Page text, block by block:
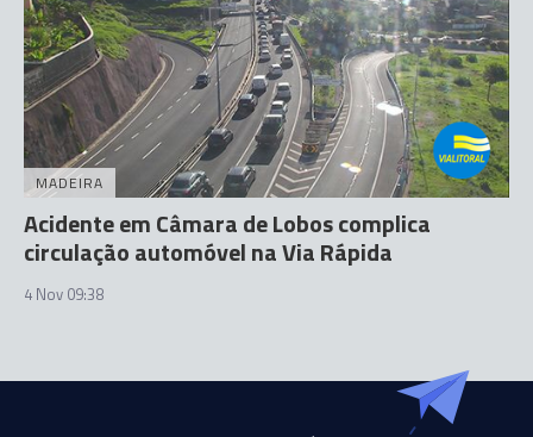
MADEIRA
Acidente em Câmara de Lobos complica
circulação automóvel na Via Rápida
4 Nov 09:38